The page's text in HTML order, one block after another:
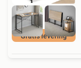
Gratis levering